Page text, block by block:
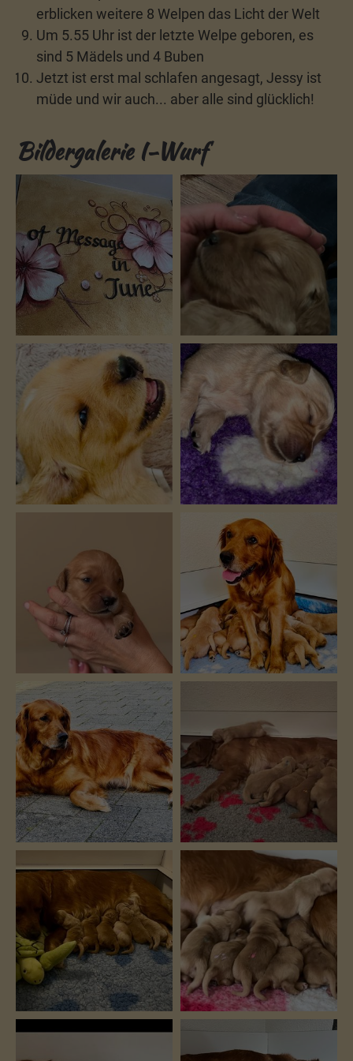
erblicken weitere 8 Welpen das Licht der Welt
Um 5.55 Uhr ist der letzte Welpe geboren, es
sind 5 Mädels und 4 Buben
Jetzt ist erst mal schlafen angesagt, Jessy ist
müde und wir auch... aber alle sind glücklich!
Bildergalerie I-Wurf